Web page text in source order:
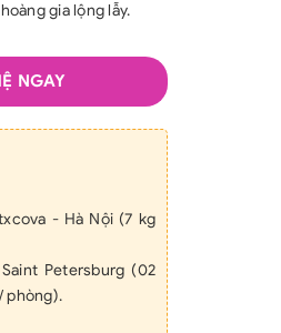
gia lộng lẫy.
NGAY
- Hà Nội (7 kg
Petersburg (02
phòng).